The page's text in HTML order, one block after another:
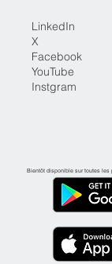
LinkedIn
X
Facebook
YouTube
Instgram
Bientôt disponible sur toutes les